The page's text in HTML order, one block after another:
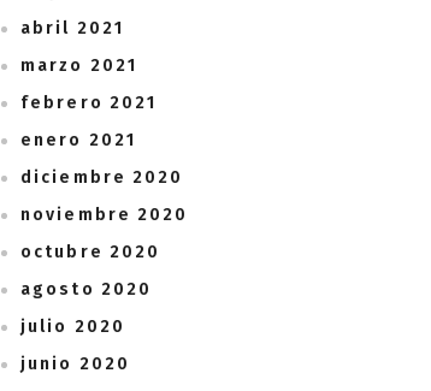
abril 2021
marzo 2021
febrero 2021
enero 2021
diciembre 2020
noviembre 2020
octubre 2020
agosto 2020
julio 2020
junio 2020